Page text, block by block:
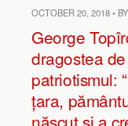
OCTOBER 20, 2018 •
George
dragostea
patriotismul:
țara,
născut și a